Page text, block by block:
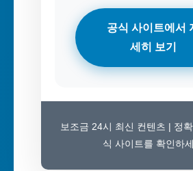
공식 사이트에서
세히 보기
보조금 24시 최신 컨텐츠 | 정
식 사이트를 확인하